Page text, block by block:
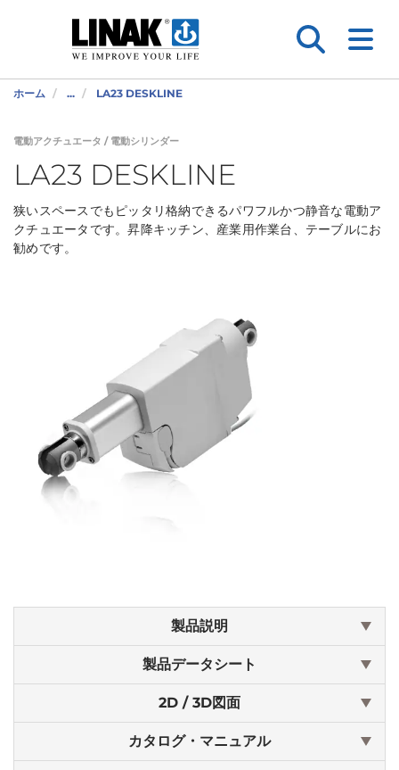
ホーム ... LA23 DESKLINE
電動アクチュエータ / 電動シリンダー
LA23 DESKLINE
狭いスペースでもピッタリ格納できるパワフルかつ静音な電動ア
クチュエータです。昇降キッチン、産業用作業台、テーブルにお
勧めです。
製品説明
製品データシート
2D / 3D図面
カタログ・マニュアル